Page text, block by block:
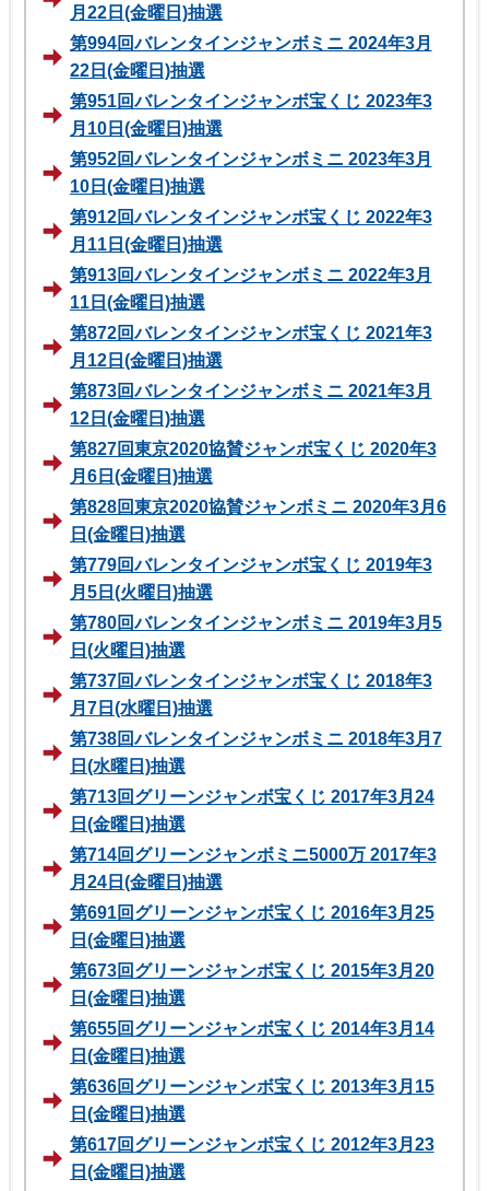
月22日(金曜日)抽選
第994回バレンタインジャンボミニ 2024年3月
22日(金曜日)抽選
第951回バレンタインジャンボ宝くじ 2023年3
月10日(金曜日)抽選
第952回バレンタインジャンボミニ 2023年3月
10日(金曜日)抽選
第912回バレンタインジャンボ宝くじ 2022年3
月11日(金曜日)抽選
第913回バレンタインジャンボミニ 2022年3月
11日(金曜日)抽選
第872回バレンタインジャンボ宝くじ 2021年3
月12日(金曜日)抽選
第873回バレンタインジャンボミニ 2021年3月
12日(金曜日)抽選
第827回東京2020協賛ジャンボ宝くじ 2020年3
月6日(金曜日)抽選
第828回東京2020協賛ジャンボミニ 2020年3月6
日(金曜日)抽選
第779回バレンタインジャンボ宝くじ 2019年3
月5日(火曜日)抽選
第780回バレンタインジャンボミニ 2019年3月5
日(火曜日)抽選
第737回バレンタインジャンボ宝くじ 2018年3
月7日(水曜日)抽選
第738回バレンタインジャンボミニ 2018年3月7
日(水曜日)抽選
第713回グリーンジャンボ宝くじ 2017年3月24
日(金曜日)抽選
第714回グリーンジャンボミニ5000万 2017年3
月24日(金曜日)抽選
第691回グリーンジャンボ宝くじ 2016年3月25
日(金曜日)抽選
第673回グリーンジャンボ宝くじ 2015年3月20
日(金曜日)抽選
第655回グリーンジャンボ宝くじ 2014年3月14
日(金曜日)抽選
第636回グリーンジャンボ宝くじ 2013年3月15
日(金曜日)抽選
第617回グリーンジャンボ宝くじ 2012年3月23
日(金曜日)抽選